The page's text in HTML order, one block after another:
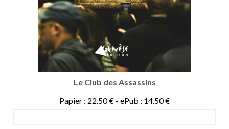
Le Club des Assassins
Papier : 22.50 € - ePub : 14.50 €